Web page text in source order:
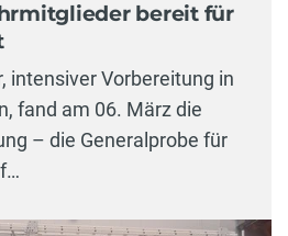
bereit für
intensiver Vorbereitung in
fand am 06. März die
– die Generalprobe für